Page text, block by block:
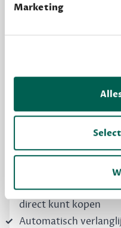
Marketing
Dewey Free
Krijg boekentips,
vrienden. Krijg én
Boekentips, speciaal
direct kunt kopen
Automatisch